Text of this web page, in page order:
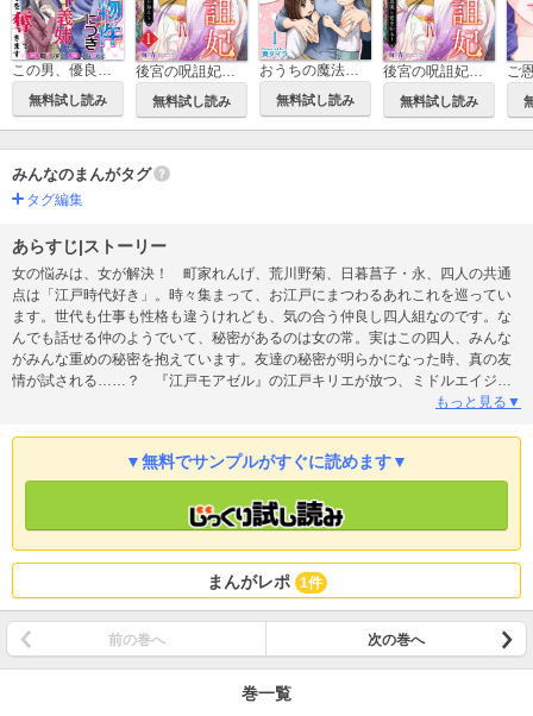
この男、優良物件につき ～クレクレ義妹が私のすべてを奪ってきます～
無料試し読み 無料試し読み
おうちの魔法使い 限界ママを救います
無料試し読み 無料試し読み
みんなのまんがタグ
タグ編集
あらすじ|ストーリー
女の悩みは、女が解決！ 町家れんげ、荒川野菊、日暮菖子・永、四人の共通
点は「江戸時代好き」。時々集まって、お江戸にまつわるあれこれを巡ってい
ます。世代も仕事も性格も違うけれども、気の合う仲良し四人組なのです。な
んでも話せる仲のようでいて、秘密があるのは女の常。実はこの四人、みんな
がみんな重めの秘密を抱えています。友達の秘密が明らかになった時、真の友
情が試される……？ 『江戸モアゼル』の江戸キリエが放つ、ミドルエイジ・
もっと見る▼
▼無料でサンプルがすぐに読めます▼
まんがレポ 1件
前の巻へ 次の巻へ
巻一覧